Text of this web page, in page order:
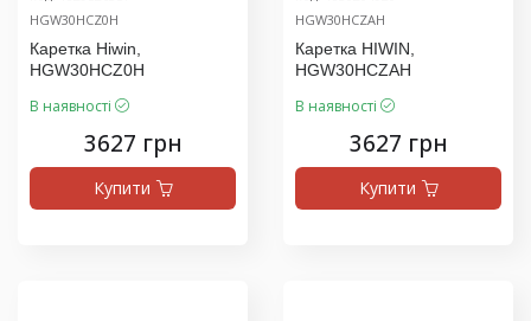
HGW30HCZ0H
Каретка Hiwin,
HGW30HCZ0H
В наявності
3627 грн
Купити
HGW30HCZAH
Каретка HIWIN,
HGW30HCZAH
В наявності
3627 грн
Купити